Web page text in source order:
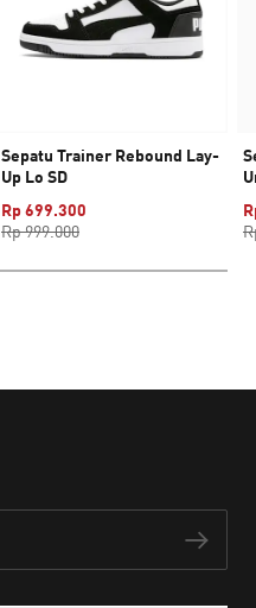
Sepatu Trainer Rebound Lay-
Up Lo SD
Rp 699.300
Rp 999.000